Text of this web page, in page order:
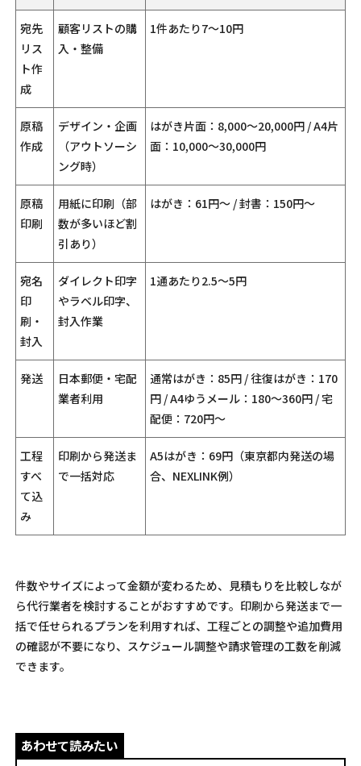
宛先
リス
ト作
成
顧客リストの購
入・整備
1件あたり7〜10円
原稿
作成
デザイン・企画
（アウトソーシ
ング時）
はがき片面：8,000〜20,000円 / A4片
面：10,000〜30,000円
原稿
印刷
用紙に印刷（部
数が多いほど割
引あり）
はがき：61円〜 / 封書：150円〜
宛名
印
刷・
封入
ダイレクト印字
やラベル印字、
封入作業
1通あたり2.5〜5円
発送
日本郵便・宅配
業者利用
通常はがき：85円 / 往復はがき：170
円 / A4ゆうメール：180〜360円 / 宅
配便：720円〜
工程
すべ
て込
み
印刷から発送ま
で一括対応
A5はがき：69円（東京都内発送の場
合、NEXLINK例）
件数やサイズによって金額が変わるため、見積もりを比較しなが
ら代行業者を検討することがおすすめです。印刷から発送まで一
括で任せられるプランを利用すれば、工程ごとの調整や追加費用
の確認が不要になり、スケジュール調整や請求管理の工数を削減
できます。
あわせて読みたい